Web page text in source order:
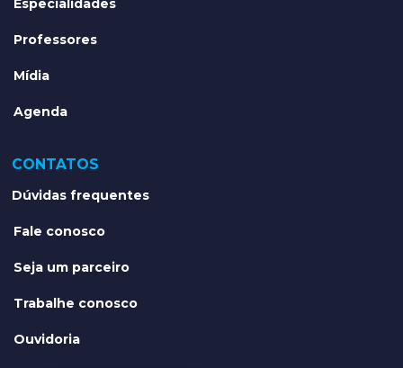
Especialidades
Professores
Mídia
Agenda
CONTATOS
Dúvidas frequentes
Fale conosco
Seja um parceiro
Trabalhe conosco
Ouvidoria